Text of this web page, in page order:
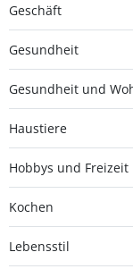
Geschäft
Gesundheit
Gesundheit und
Haustiere
Hobbys und Freizeit
Kochen
Lebensstil